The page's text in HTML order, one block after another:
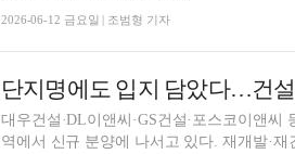
2026-06-12 금요일 | 조범형 기자
대우건설·DL이앤씨·GS건설·포스코이앤
역에서 신규 분양에 나서고 있다. 재개발·